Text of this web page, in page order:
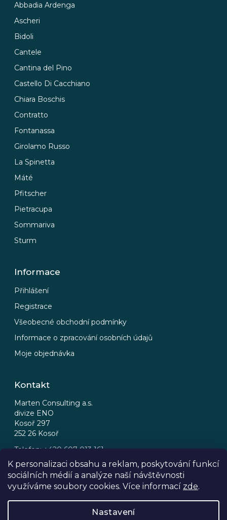
K personalizaci obsahu a reklam, poskytování funkcí
sociálních médií a analýze naší návštěvnosti
využíváme soubory cookies. Více informací zde.
Nastavení
Abbadia Ardenga
Ascheri
Bidoli
Cantele
Cantina del Pino
Castello Di Cacchiano
Chiara Boschis
Contratto
Fontanassa
Girolamo Russo
La Spinetta
Máté
Pfitscher
Pietracupa
Sommariva
Sturm
Informace
Přihlášení
Registrace
Všeobecné obchodní podmínky
Informace o zpracování osobních údajů
Moje objednávka
Kontakt
Marten Consulting a.s.
divize ENO
Kosoř 297
252 26 Kosoř
Telefon: +420 607 013 161
Email: eno@eno.cz
FB IG